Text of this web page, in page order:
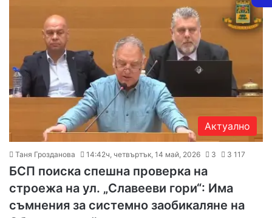
с
е
н
е
з
:
Актуално
Таня Грозданова 14:42ч, четвъртък, 14 май, 2026 3 3 117
БСП поиска спешна проверка на
строежа на ул. „Славееви гори“: Има
съмнения за системно заобикаляне на